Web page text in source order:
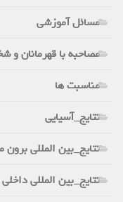
مسائل آموزشی
مصاحبه با قهرمانان و
مناسبت ها
نتایج_آسیایی
نتایج_بین المللی برون
نتایج_بین المللی داخلی